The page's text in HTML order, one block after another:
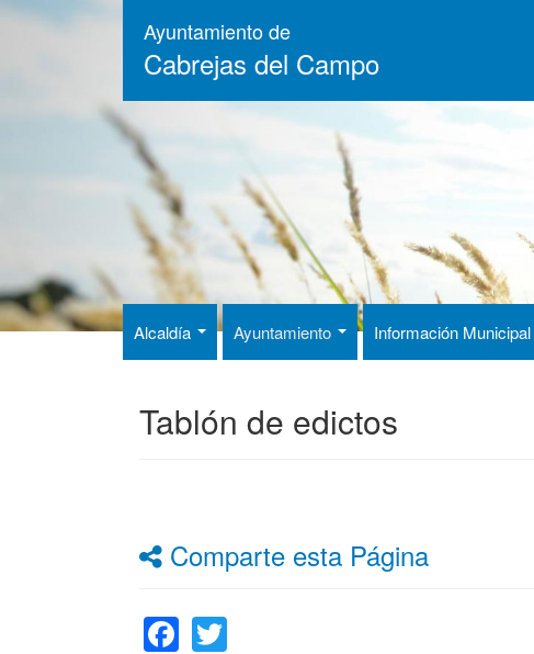
Pasar
Ayuntamiento de
Cabrejas del Campo
Alcaldía Ayuntamiento Información Municipal
Tablón de edictos
Comparte esta Página
Facebook